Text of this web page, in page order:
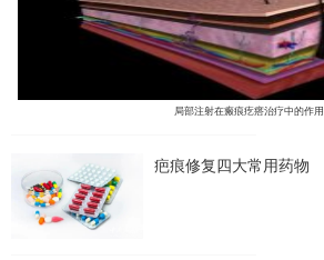
局部注射在瘢痕疙瘩治疗中的作用
疤痕修复四大常用药物